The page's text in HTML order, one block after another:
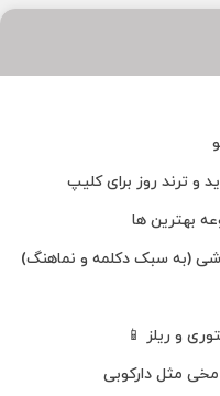
ترند روز برای کلیپ
بهترین ها
(به سبک دکلمه و نماهنگ)
و ریلز 📱
مثل دارکوبی